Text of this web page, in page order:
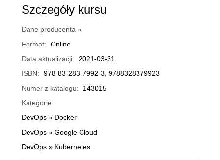
Szczegóły kursu
Dane producenta »
Format:
Online
Data aktualizacji:
2021-03-31
ISBN:
978-83-283-7992-3, 9788328379923
Numer z katalogu:
143015
Kategorie:
DevOps » Docker
DevOps » Google Cloud
DevOps » Kubernetes